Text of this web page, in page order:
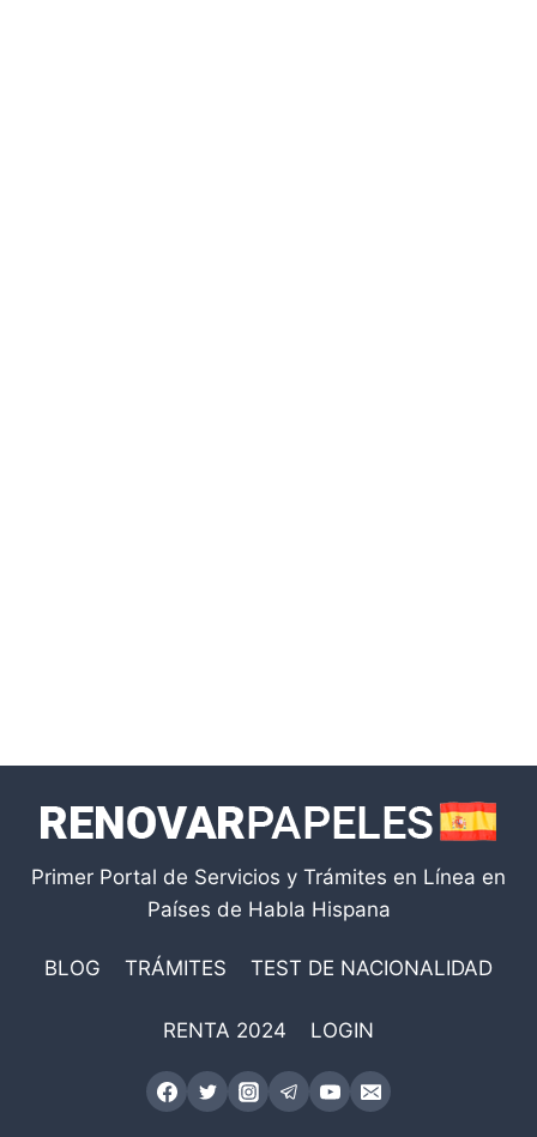
Primer Portal de Servicios y Trámites en Línea en
Países de Habla Hispana
BLOG TRÁMITES TEST DE NACIONALIDAD
RENTA 2024 LOGIN